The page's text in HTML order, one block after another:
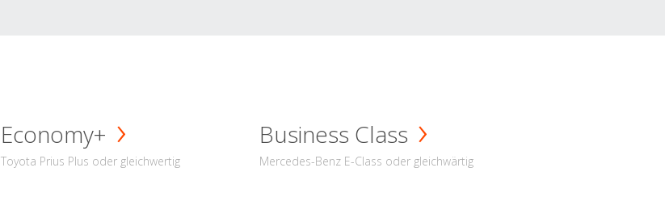
Economy+
Toyota Prius Plus oder gleichwertig
Business Class
Mercedes-Benz E-Class oder gleichwärtig